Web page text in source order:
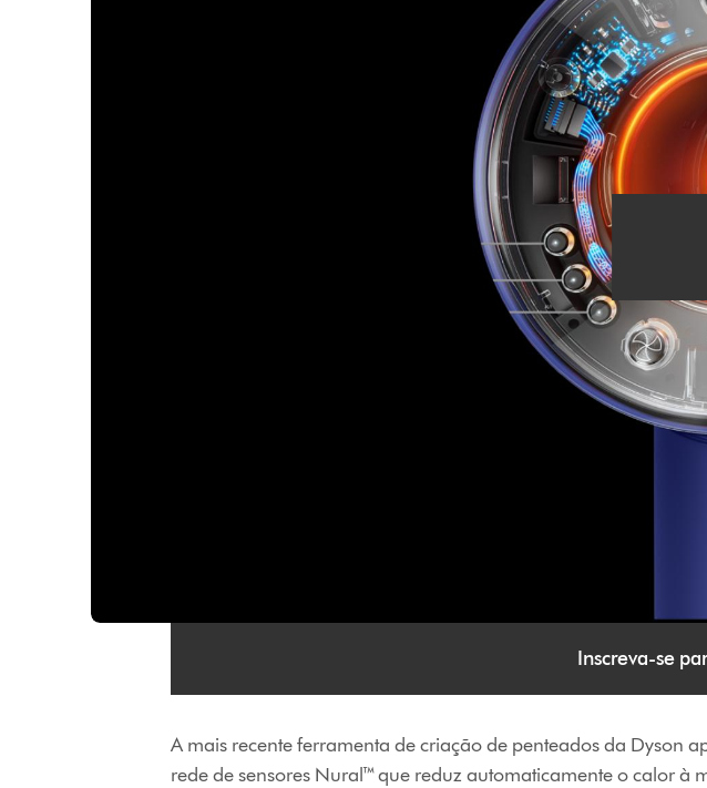
Inscreva-se
A mais recente ferramenta de criação de penteados da Dyson
rede de sensores Nural™ que reduz automaticamente o calor